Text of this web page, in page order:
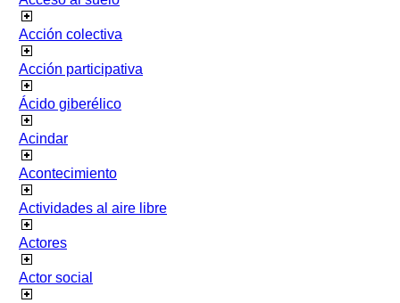
Acción colectiva
Acción participativa
Ácido giberélico
Acindar
Acontecimiento
Actividades al aire libre
Actores
Actor social